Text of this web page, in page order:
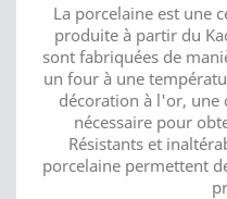
La porcelaine est une
produite à partir du
sont fabriquées de
un four à une
décoration à l'or, une
nécessaire pour
Résistants et
porcelaine permettent